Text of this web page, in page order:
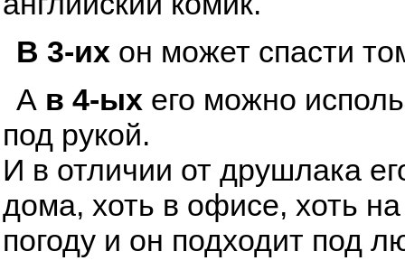
В 3-их он может спасти
А в 4-ых его можно
под рукой.
И в отличии от друшлака
дома, хоть в офисе, хоть
погоду и он подходит под